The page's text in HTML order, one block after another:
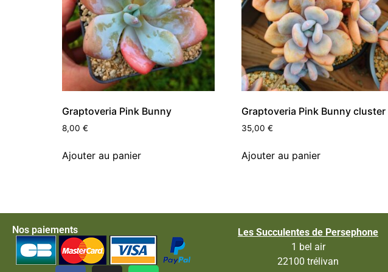
Graptoveria Pink Bunny
8,00 €
Ajouter au panier
Graptoveria Pink Bunny cluster
35,00 €
Ajouter au panier
Nos paiements
Les Succulentes de Persephone
1 bel air
22100 trélivan